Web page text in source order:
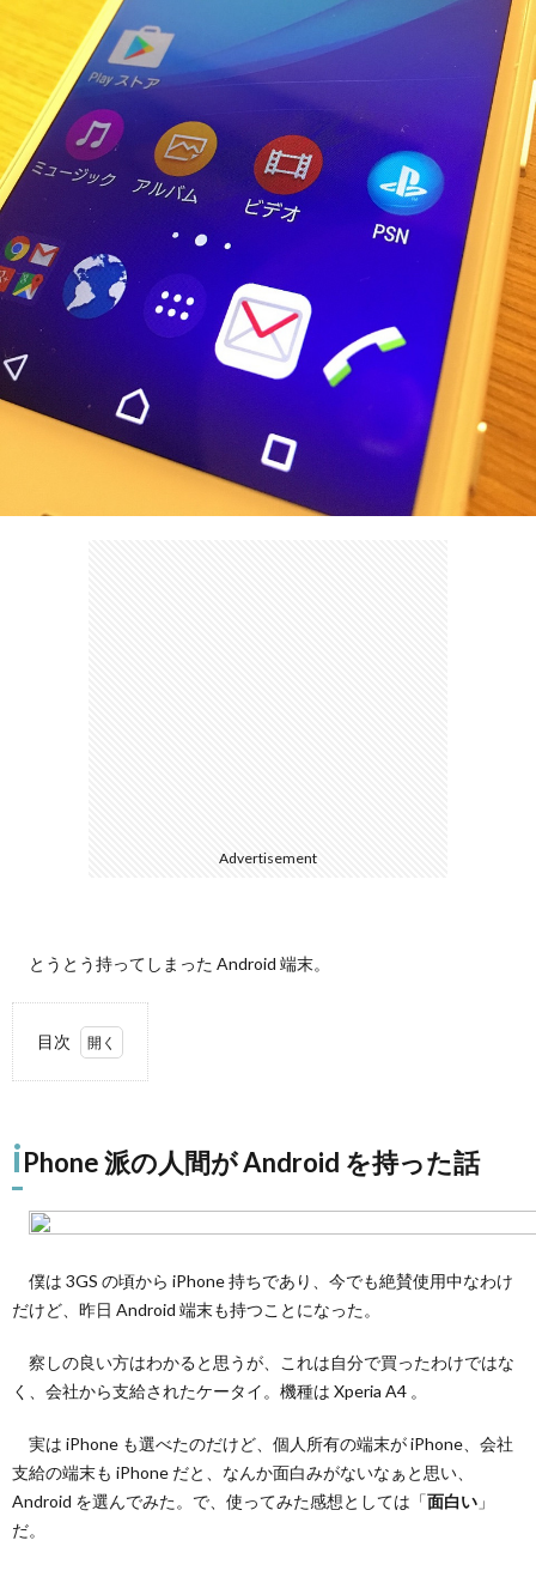
歩ブ
グ
つ
い
て
Advertisement
とうとう持ってしまった Android 端末。
目次
1.
間が
Android
た話
新し
いガ
ジェ
に触
れる
くす
る
3.
iPhone 派の人間が Android を持った話
僕は 3GS の頃から iPhone 持ちであり、今でも絶賛使用中なわけ
だけど、昨日 Android 端末も持つことになった。
察しの良い方はわかると思うが、これは自分で買ったわけではな
く、会社から支給されたケータイ。機種は Xperia A4 。
実は iPhone も選べたのだけど、個人所有の端末が iPhone、会社
支給の端末も iPhone だと、なんか面白みがないなぁと思い、
Android を選んでみた。で、使ってみた感想としては「面白い 」
だ。